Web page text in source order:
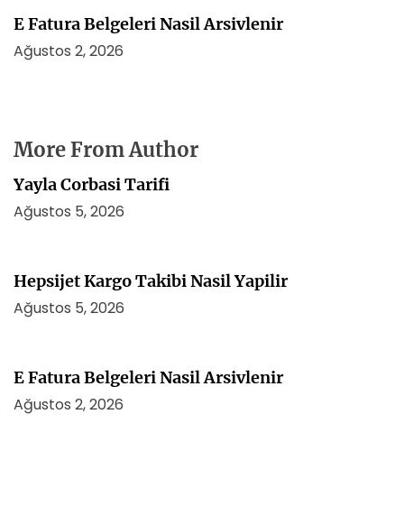
E Fatura Belgeleri Nasil Arsivlenir
Ağustos 2, 2026
More From Author
Yayla Corbasi Tarifi
Ağustos 5, 2026
Hepsijet Kargo Takibi Nasil Yapilir
Ağustos 5, 2026
E Fatura Belgeleri Nasil Arsivlenir
Ağustos 2, 2026